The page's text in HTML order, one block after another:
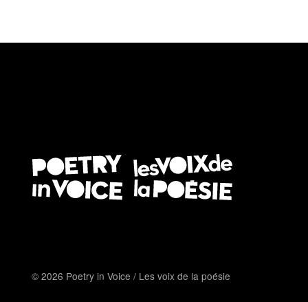
© 2026 Poetry in Voice / Les voix de la poésie